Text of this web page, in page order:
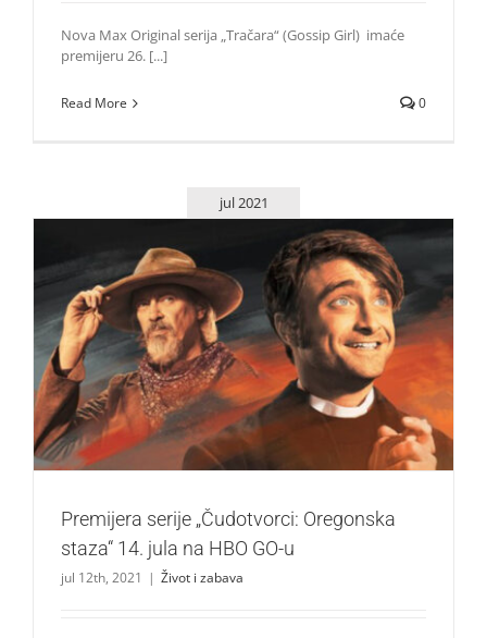
Nova Max Original serija „Tračara“ (Gossip Girl) imaće
premijeru 26. [...]
Read More 0
jul 2021
Premijera serije „Čudotvorci: Oregonska staza“ 14. jula na
HBO GO-u
Život i zabava
Premijera serije „Čudotvorci: Oregonska
staza“ 14. jula na HBO GO-u
jul 12th, 2021 | Život i zabava